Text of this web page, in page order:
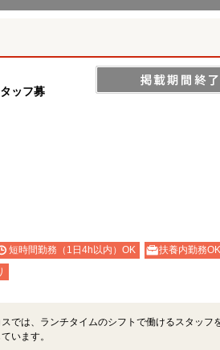
ッフ募
短時間勤務（1日4h以内）OK
扶養内勤務OK
スでは、ランチタイムのシフトで働けるスタッフ
います。